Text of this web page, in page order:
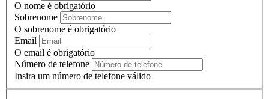
O nome é obrigatório
Sobrenome
O sobrenome é obrigatório
Email
O email é obrigatório
Número de telefone
Insira um número de telefone válido